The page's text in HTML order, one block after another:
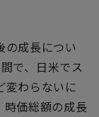
の成長につい
で、日米でス
変わらないに
時価総額の成長